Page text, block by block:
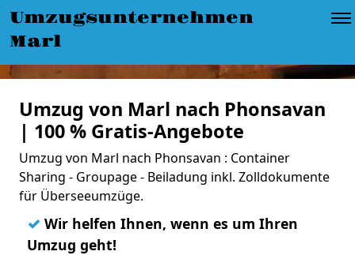
Umzugsunternehmen
Marl
Umzug von Marl nach Phonsavan
| 100 % Gratis-Angebote
Umzug von Marl nach Phonsavan : Container
Sharing - Groupage - Beiladung inkl. Zolldokumente
für Überseeumzüge.
✓ Wir helfen Ihnen, wenn es um Ihren
Umzug geht!